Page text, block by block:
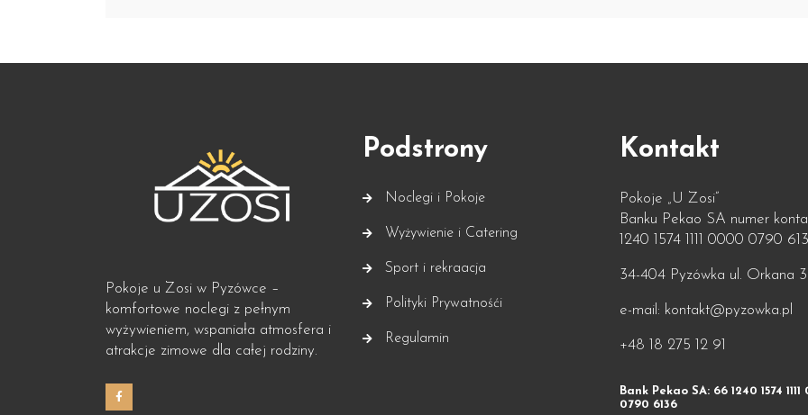
Pokoje u Zosi w Pyzówce –
komfortowe noclegi z pełnym
wyżywieniem, wspaniała atmosfera i
atrakcje zimowe dla całej rodziny.
Podstrony
Noclegi i Pokoje
Wyżywienie i Catering
Sport i rekraacja
Polityki Prywatnośći
Regulamin
Kontakt
Pokoje „U Zosi”
Banku Pekao SA numer
1240 1574 1111 0000 0790
34-404 Pyzówka ul. Orkana 3
e-mail: kontakt@pyzowka.pl
+48 18 275 12 91
Bank Pekao SA: 66 1240 1574
0790 6136